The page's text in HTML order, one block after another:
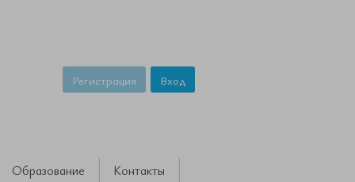
Регистрация Вход
Образование Контакты